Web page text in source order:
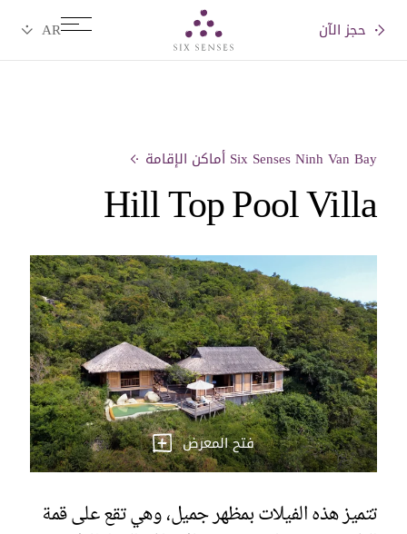
حجز الآن
Six Senses Ninh Van Bay أماكن الإقامة
Hill Top Pool Villa
فتح المعرض
تتميز هذه الفيلات بمظهر جميل، وهي تقع على قمة